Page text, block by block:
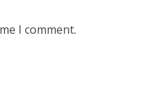
I comment.